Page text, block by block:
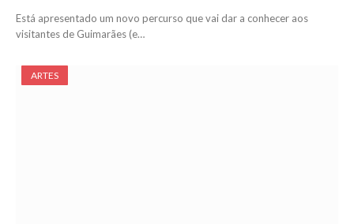
Está apresentado um novo percurso que vai dar a conhecer aos
visitantes de Guimarães (e…
ARTES